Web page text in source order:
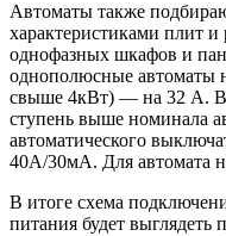
Автоматы также
характеристиками плит
однофазных шкафов и
однополюсные
свыше 4кВт) — на 32 А. В
ступень выше номинала
автоматического
40А/30мА. Для автомата
В итоге схема
питания будет выглядеть